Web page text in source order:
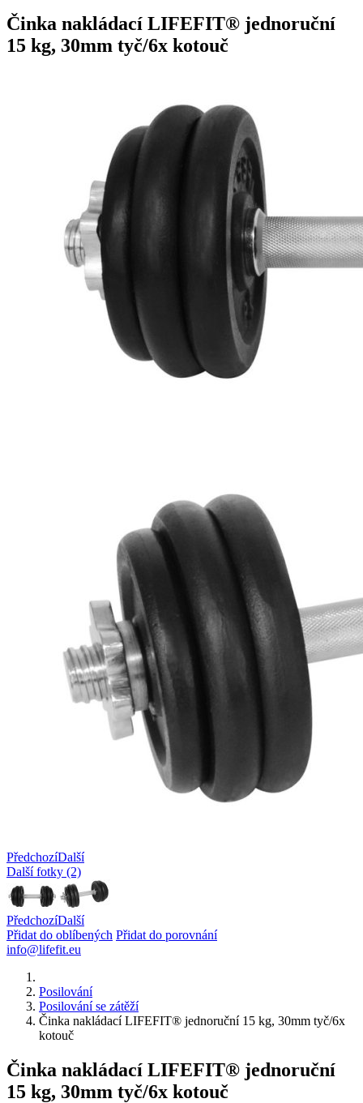
Činka nakládací LIFEFIT® jednoruční
15 kg, 30mm tyč/6x kotouč
PředchozíDalší
Další fotky (2)
PředchozíDalší
Přidat do oblíbených Přidat do porovnání
info@lifefit.eu
Posilování
Posilování se zátěží
Činka nakládací LIFEFIT® jednoruční 15 kg, 30mm tyč/6x
kotouč
Činka nakládací LIFEFIT® jednoruční
15 kg, 30mm tyč/6x kotouč